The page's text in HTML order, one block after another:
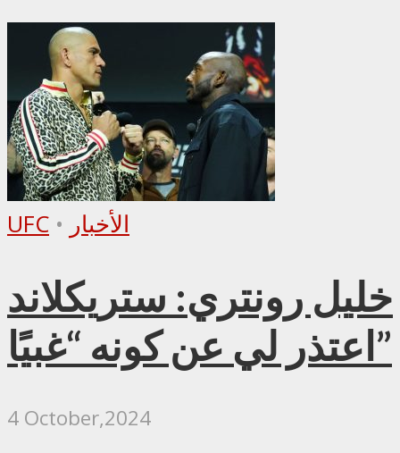
UFC • الأخبار
خليل رونتري: ستريكلاند
اعتذر لي عن كونه “غبيًا”
4 October,2024